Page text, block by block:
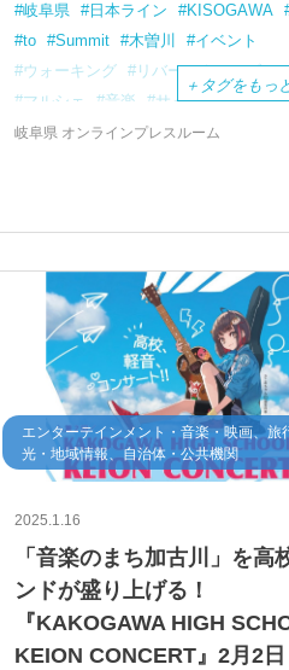
岐阜県 日本ライン KISOGAWA
to
Summit 木曽川
イベント
ウォーキング
リバーアクティビテ
マルシェ
音楽 サイクリング 犬
＋ タグをもっ
岐阜県 オンラインプレスルーム
エンターテインメント・音楽・映画、旅
光・地域情報、自治体・公共機関
2025.1.16
「音楽のまち加古川」を高
ンドが盛り上げる！
『KAKOGAWA HIGH
KEION CONCERT』2月2日